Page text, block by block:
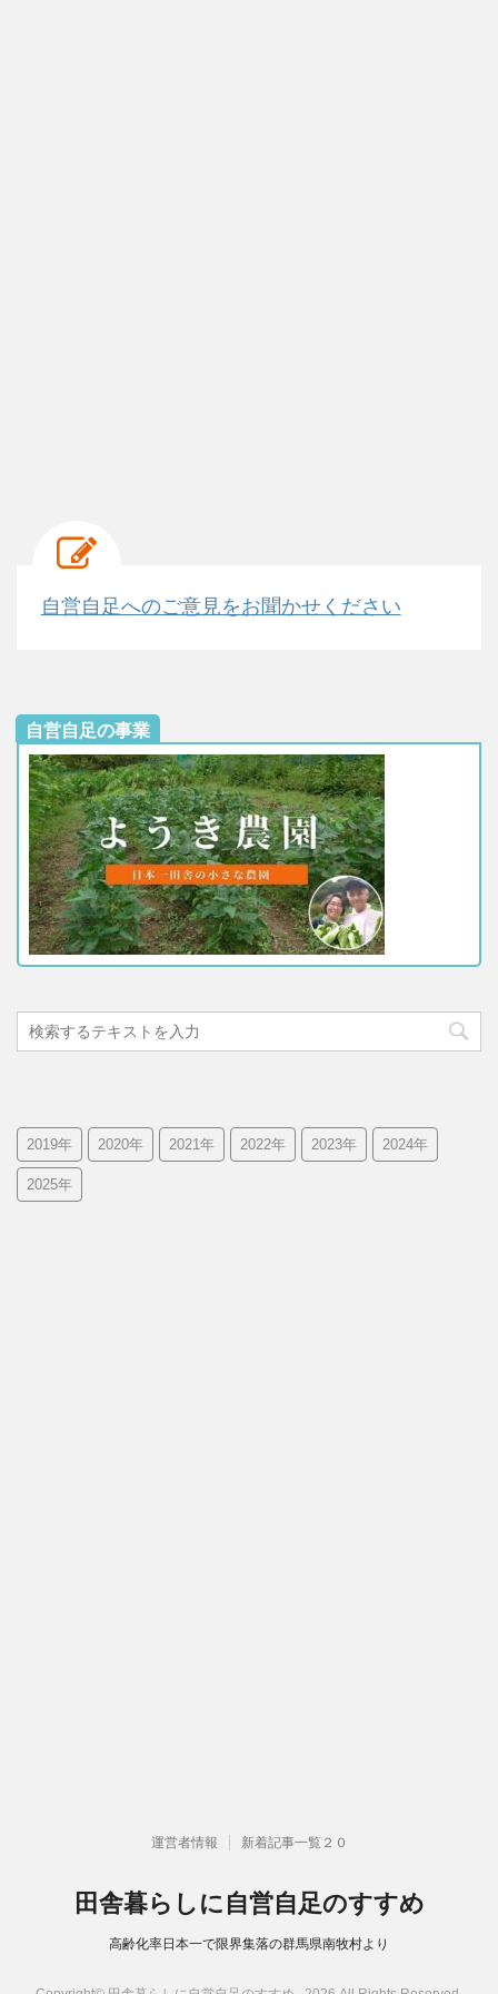
自営自足へのご意見をお聞かせください
自営自足の事業
2019年 2020年 2021年 2022年 2023年 2024年
2025年
運営者情報 新着記事一覧２０
田舎暮らしに自営自足のすすめ
高齢化率日本一で限界集落の群馬県南牧村より